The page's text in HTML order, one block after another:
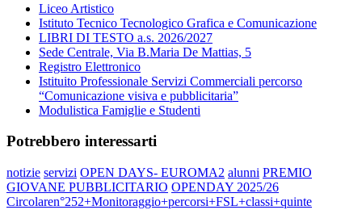
Liceo Artistico
Istituto Tecnico Tecnologico Grafica e Comunicazione
LIBRI DI TESTO a.s. 2026/2027
Sede Centrale, Via B.Maria De Mattias, 5
Registro Elettronico
Istituito Professionale Servizi Commerciali percorso
“Comunicazione visiva e pubblicitaria”
Modulistica Famiglie e Studenti
Potrebbero interessarti
notizie servizi OPEN DAYS- EUROMA2 alunni PREMIO
GIOVANE PUBBLICITARIO OPENDAY 2025/26
Circolaren°252+Monitoraggio+percorsi+FSL+classi+quinte